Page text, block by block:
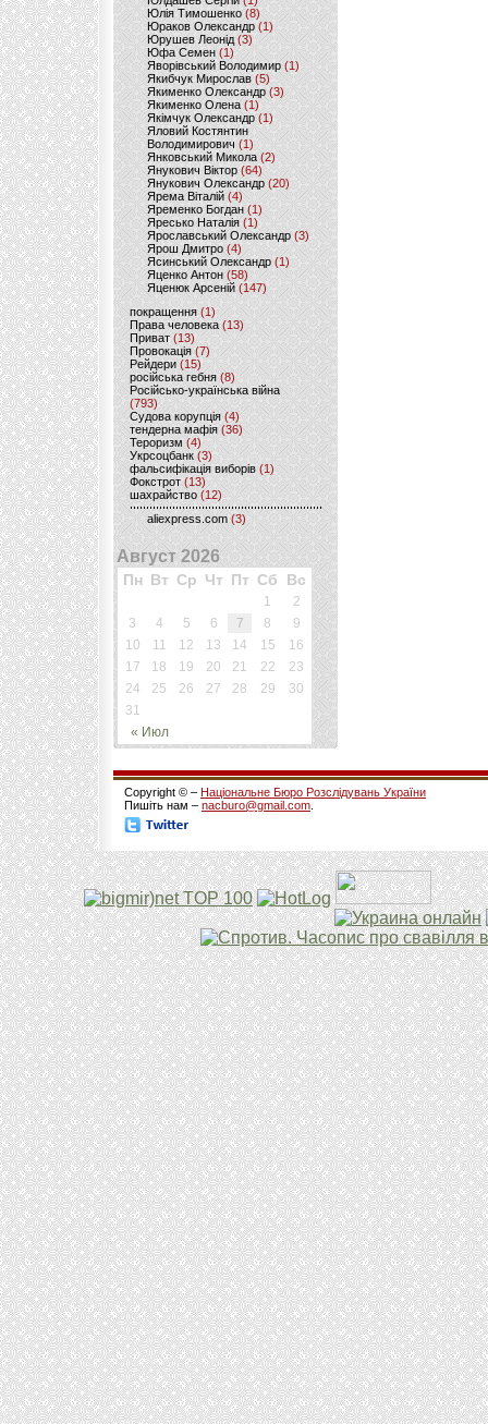
Юлія Тимошенко (8)
Юраков Олександр (1)
Юрушев Леонід (3)
Юфа Семен (1)
Яворівський Володимир (1)
Якибчук Мирослав (5)
Якименко Олександр (3)
Якименко Олена(1)
Якімчук Олександр (1)
Яловий Костянтин
Володимирович (1)
Янковський Микола(2)
Янукович Віктор (64)
Янукович Олександр(20)
Ярема Віталій(4)
Яременко Богдан(1)
Яресько Наталія(1)
Ярославський Олександр (3)
Ярош Дмитро (4)
Ясинський Олександр (1)
Яценко Антон(58)
Яценюк Арсеній (147)
покращення (1)
Права человека(13)
Приват (13)
Провокація (7)
Рейдери (15)
російська гебня (8)
Російсько-українська війна
(793)
Судова корупція (4)
тендерна мафія (36)
Тероризм (4)
Укрсоцбанк (3)
фальсифікація виборів (1)
Фокстрот(13)
шахрайство (12)
aliexpress.com (3)
Август 2026
Пн Вт Ср Чт Пт Сб Вс
« Июл
1
2
3
4 5 6 7 8
9
10
11 12 13 14 15
16
17
18 19 20 21 22
23
24
25 26 27 28 29
30
31
Copyright © – Національне Бюро Розслідувань України
Пишіть нам – nacburo@gmail.com